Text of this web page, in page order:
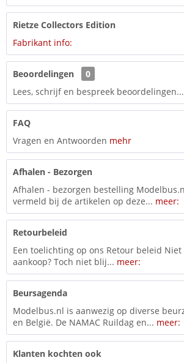
Rietze Collectors Edition
Fabrikant info:
Beoordelingen
0
Lees, schrijf en bespreek beoordelingen...
FAQ
Vragen en Antwoorden mehr
Afhalen - Bezorgen
Afhalen - bezorgen bestelling
vermeld bij de artikelen op deze... meer:
Retourbeleid
Een toelichting op ons Retour beleid
aankoop? Toch niet blij... meer:
Beursagenda
Modelbus.nl is aanwezig op diverse
en België. De NAMAC Ruildag en... meer:
Klanten kochten ook